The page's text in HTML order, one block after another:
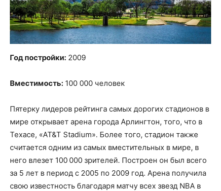
Год постройки: 2009
Вместимость: 100 000 человек
Пятерку лидеров рейтинга самых дорогих стадионов в
мире открывает арена города Арлингтон, того, что в
Техасе, «AT&T Stadium». Более того, стадион также
считается одним из самых вместительных в мире, в
него влезет 100 000 зрителей. Построен он был всего
за 5 лет в период с 2005 по 2009 год. Арена получила
свою известность благодаря матчу всех звезд NBA в